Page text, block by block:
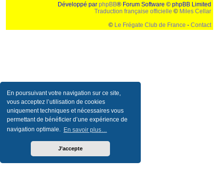
En poursuivant votre navigation sur ce site,
vous acceptez l’utilisation de cookies
uniquement techniques et nécessaires vous
permettant de bénéficier d’une expérience de
navigation optimale. En savoir plus…
J’accepte
Développé par phpBB® Forum Software © phpBB Limited
Traduction française officielle © Miles Cellar
© Le Frégate Club de France - Contact